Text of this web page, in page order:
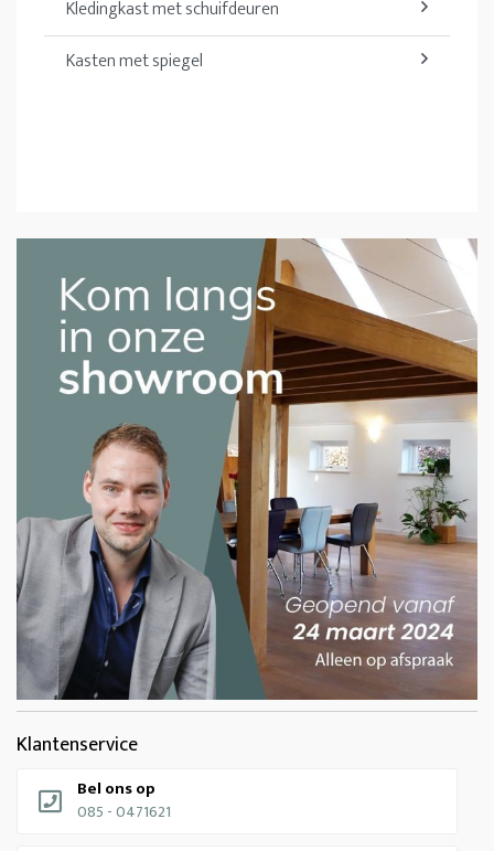
Klantenservice
Bel ons op
085 - 0471621
Kledingkast met schuifdeuren
Kasten met spiegel